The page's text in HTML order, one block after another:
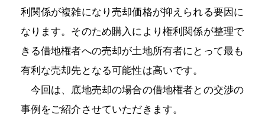
利関係が複雑になり売却価格が抑えられる要因に
なります。そのため購入により権利関係が整理で
きる借地権者への売却が土地所有者にとって最も
有利な売却先となる可能性は高いです。
今回は、底地売却の場合の借地権者との交渉の
事例をご紹介させていただきます。